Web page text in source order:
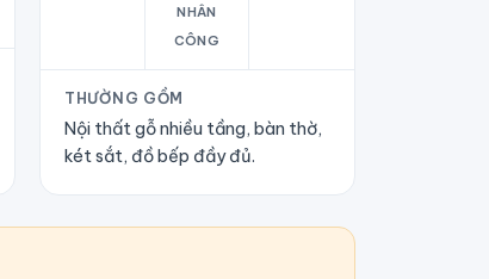
NHÂN
CÔNG
THƯỜNG GỒM
Nội thất gỗ nhiều tầng, bàn thờ,
két sắt, đồ bếp đầy đủ.